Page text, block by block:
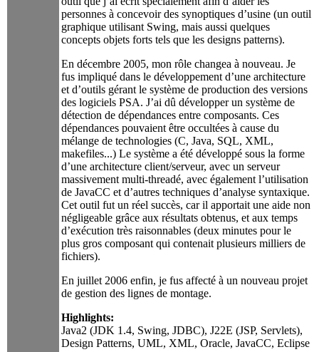
personnes à concevoir des synoptiques d’usine (un outil
graphique utilisant Swing, mais aussi quelques
concepts objets forts tels que les designs patterns).
En décembre 2005, mon rôle changea à nouveau. Je
fus impliqué dans le développement d’une architecture
et d’outils gérant le système de production des versions
des logiciels PSA. J’ai dû développer un système de
détection de dépendances entre composants. Ces
dépendances pouvaient être occultées à cause du
mélange de technologies (C, Java, SQL, XML,
makefiles...) Le système a été développé sous la forme
d’une architecture client/serveur, avec un serveur
massivement multi-threadé, avec également l’utilisation
de JavaCC et d’autres techniques d’analyse syntaxique.
Cet outil fut un réel succès, car il apportait une aide non
négligeable grâce aux résultats obtenus, et aux temps
d’exécution très raisonnables (deux minutes pour le
plus gros composant qui contenait plusieurs milliers de
fichiers).
En juillet 2006 enfin, je fus affecté à un nouveau projet
de gestion des lignes de montage.
Highlights:
Java2 (JDK 1.4, Swing, JDBC), J22E (JSP, Servlets),
Design Patterns, UML, XML, Oracle, JavaCC, Eclipse